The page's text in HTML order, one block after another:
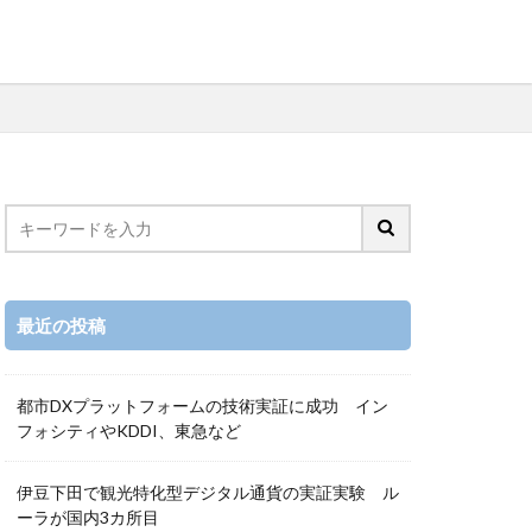
最近の投稿
都市DXプラットフォームの技術実証に成功 イン
フォシティやKDDI、東急など
伊豆下田で観光特化型デジタル通貨の実証実験 ル
ーラが国内3カ所目